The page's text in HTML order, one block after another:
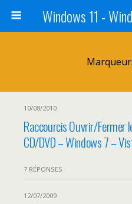
10/08/2010
Raccourcis Ouvrir/Fermer
CD/DVD – Windows 7 –
7 RÉPONSES
12/07/2009